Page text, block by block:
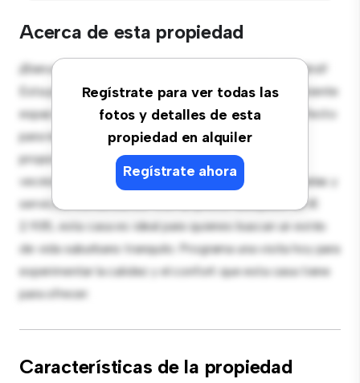
Acerca de esta propiedad
Regístrate para ver todas las
fotos y detalles de esta
propiedad en alquiler
Regístrate ahora
¡Bienvenido a tu nuevo oasis suburbano en Sol, Madrid!
Esta preciosa casa de 1 habitaciones ofrece un ambiente
espacioso y acogedor. El gran jardín trasero es perfecto
para reuniones al aire libre, y el interior acogedor
proporciona un refugio confortable. Ubicada en un
vecindario familiar, tendrás acceso a parques, escuelas y
servicios comunitarios. Con un precio asequible de €
2.935, esta casa es ideal para quienes buscan un estilo
de vida suburbano tranquilo. Programa una visita hoy para
experimentar la calidez y el confort que esta casa tiene
para ofrecer.
Características de la propiedad